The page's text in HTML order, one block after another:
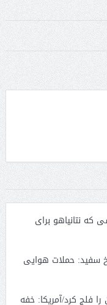
نتانیاهو برای
سفید: حملات هوایی
فلج کرد/آمریکا: خفه